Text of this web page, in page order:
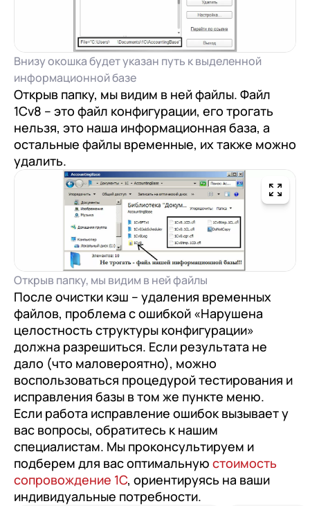
Внизу окошка будет указан путь к выделенной
информационной базе
Открыв папку, мы видим в ней файлы. Файл
1Cv8 – это файл конфигурации, его трогать
нельзя, это наша информационная база, а
остальные файлы временные, их также можно
удалить.
Открыв папку, мы видим в ней файлы
После очистки кэш – удаления временных
файлов, проблема с ошибкой «Нарушена
целостность структуры конфигурации»
должна разрешиться. Если результата не
дало (что маловероятно), можно
воспользоваться процедурой тестирования и
исправления базы в том же пункте меню.
Если работа исправление ошибок вызывает у
вас вопросы, обратитесь к нашим
специалистам. Мы проконсультируем и
подберем для вас оптимальную стоимость
сопровождение 1С, ориентируясь на ваши
индивидуальные потребности.
+7 Номер телефона
Отправить
Я даю согласие на обработкуПерсональных
данныхв соответствии сПолитикой
Конфиденциальности
+7 Номер телефона
Отправить
Я даю согласие на обработкуПерсональных
данныхв соответствии сПолитикой
Конфиденциальности
+7 Номер телефона
Отправить
Я даю согласие на обработкуПерсональных
данных
Конфиденциальности
Перейти в корзину
Продолжить покупки